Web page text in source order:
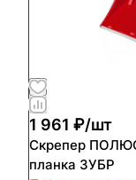
1 961 ₽/шт
Скрепер
планка ЗУБР